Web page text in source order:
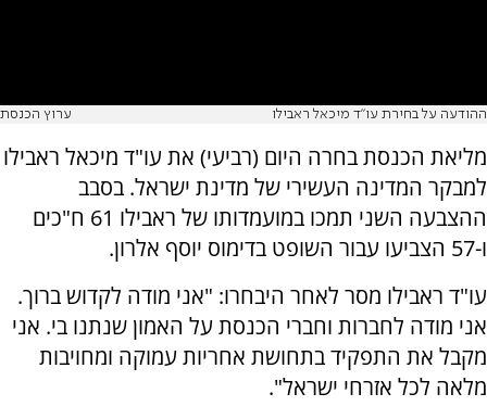
ההודעה על בחירת עו"ד מיכאל ראבילו ערוץ הכנסת
מליאת הכנסת בחרה היום (רביעי) את עו"ד מיכאל ראבילו
למבקר המדינה העשירי של מדינת ישראל. בסבב
ההצבעה השני תמכו במועמדותו של ראבילו 61 ח"כים
ו-57 הצביעו עבור השופט בדימוס יוסף אלרון.
עו"ד ראבילו מסר לאחר היבחרו: "אני מודה לקדוש ברוך.
אני מודה לחברות וחברי הכנסת על האמון שנתנו בי. אני
מקבל את התפקיד בתחושת אחריות עמוקה ומחויבות
מלאה לכל אזרחי ישראל".